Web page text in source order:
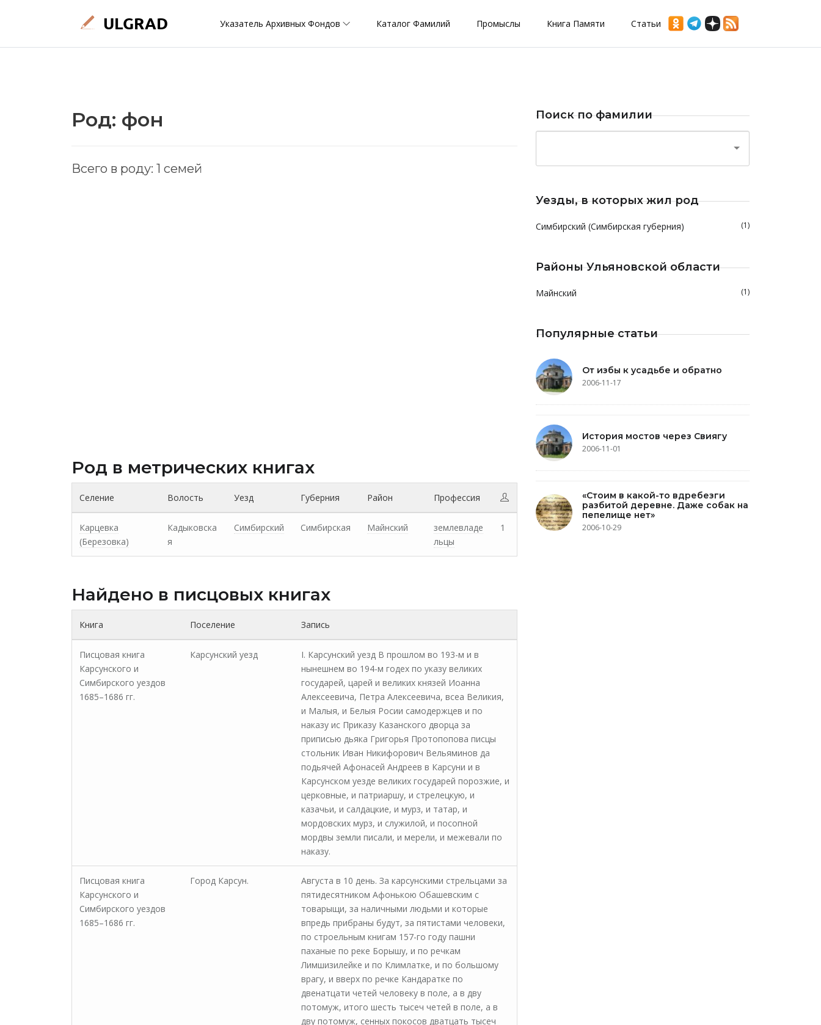
Указатель Архивных Фондов Каталог Фамилий Промыслы Книга Памяти Статьи
Род: фон
Всего в роду: 1 семей
Род в метрических книгах
Селение Волость Уезд Губерния Район Профессия
Карцевка
(Березовка)
Кадыковска
я
Симбирский Симбирская Майнский
землевладе
льцы
1
Найдено в писцовых книгах
Книга Поселение Запись
Писцовая книга
Карсунского и
Симбирского уездов
1685–1686 гг.
Карсунский уезд
I. Карсунский уезд В прошлом во 193-м и в
нынешнем во 194-м годех по указу великих
государей, царей и великих князей Иоанна
Алексеевича, Петра Алексеевича, всеа Великия,
и Малыя, и Белыя Росии самодержцев и по
наказу ис Приказу Казанского дворца за
приписью дьяка Григорья Протопопова писцы
стольник Иван Никифорович Вельяминов да
подьячей Афонасей Андреев в Карсуни и в
Карсунском уезде великих государей порозжие, и
церковные, и патриаршу, и стрелецкую, и
казачьи, и салдацкие, и мурз, и татар, и
мордовских мурз, и служилой, и посопной
мордвы земли писали, и мерели, и межевали по
наказу.
Писцовая книга
Карсунского и
Симбирского уездов
1685–1686 гг.
Город Карсун.
Августа в 10 день. За карсунскими стрельцами за
пятидесятником Афонькою Обашевским с
товарыщи, за наличными людьми и которые
впредь прибраны будут, за пятистами человеки,
по строельным книгам 157-го году пашни
паханые по реке Борышу, и по речкам
Лимшизилейке и по Климлатке, и по большому
врагу, и вверх по речке Кандаратке по
двенатцати четей человеку в поле, а в дву
потомуж, итого шесть тысеч четей в поле, а в
дву потомуж, сенных покосов дватцать тысеч
Поиск по фамилии
Уезды, в которых жил род
Симбирский (Симбирская губерния) (1)
Районы Ульяновской области
Майнский (1)
Популярные статьи
От избы к усадьбе и обратно
2006-11-17
История мостов через Свиягу
2006-11-01
«Стоим в какой-то вдребезги
разбитой деревне. Даже собак на
пепелище нет»
2006-10-29